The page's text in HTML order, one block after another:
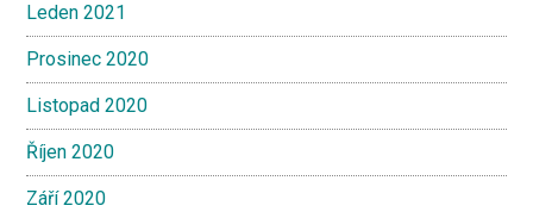
Leden 2021
Prosinec 2020
Listopad 2020
Říjen 2020
Září 2020